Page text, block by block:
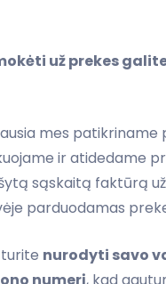
už prekes
mes
ir atidedame
sąskaitą faktūrą
parduodamas
nurodyti savo
numerį, kad